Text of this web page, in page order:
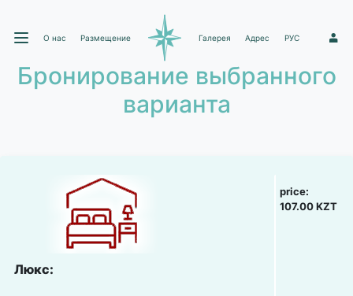
О нас Размещение Галерея Адрес РУС 1
Бронирование выбранного
варианта
Люкс:
price:
107.00 KZT